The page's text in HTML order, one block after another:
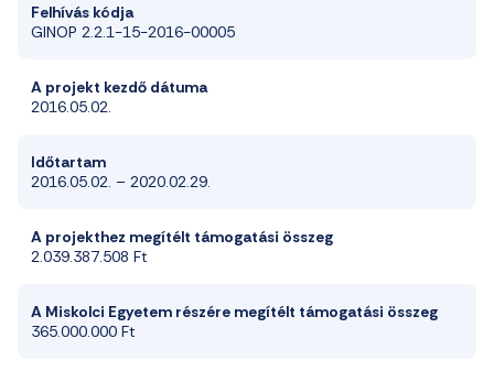
Felhívás kódja
GINOP 2.2.1-15-2016-00005
A projekt kezdő dátuma
2016.05.02.
Időtartam
2016.05.02. – 2020.02.29.
A projekthez megítélt támogatási összeg
2.039.387.508 Ft
A Miskolci Egyetem részére megítélt támogatási összeg
365.000.000 Ft